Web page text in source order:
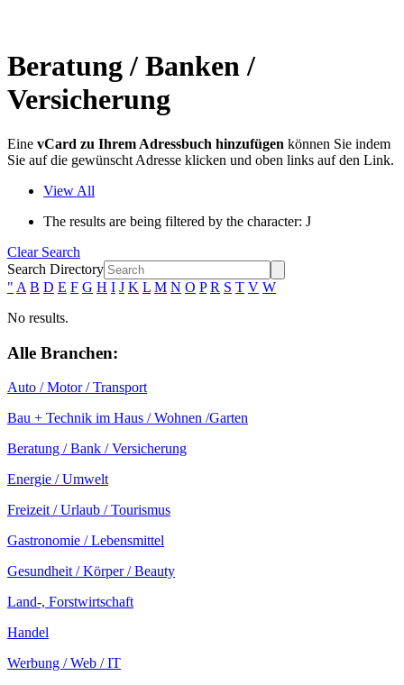
Beratung / Banken /
Versicherung
Eine vCard zu Ihrem Adressbuch hinzufügen können Sie indem
Sie auf die gewünscht Adresse klicken und oben links auf den Link.
View All
The results are being filtered by the character: J
Clear Search
Search Directory
" A B D E F G H I J K L M N O P R S T V W
No results.
Alle Branchen:
Auto / Motor / Transport
Bau + Technik im Haus / Wohnen /Garten
Beratung / Bank / Versicherung
Energie / Umwelt
Freizeit / Urlaub / Tourismus
Gastronomie / Lebensmittel
Gesundheit / Körper / Beauty
Land-, Forstwirtschaft
Handel
Werbung / Web / IT